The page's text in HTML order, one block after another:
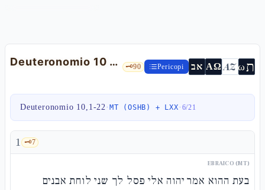
Deuteronomio 10 — Le tavole, il cuore circonciso e l'amore del forestiero 🗝️90 Pericopi אב ΑΩ AZωת
Deuteronomio 10,1-22· MT (OSHB) + LXX· 6/21
1 🗝️7
EBRAICO (MT)
בעת ההוא אמר יהוה אלי פסל לך שני לוחת אבנים